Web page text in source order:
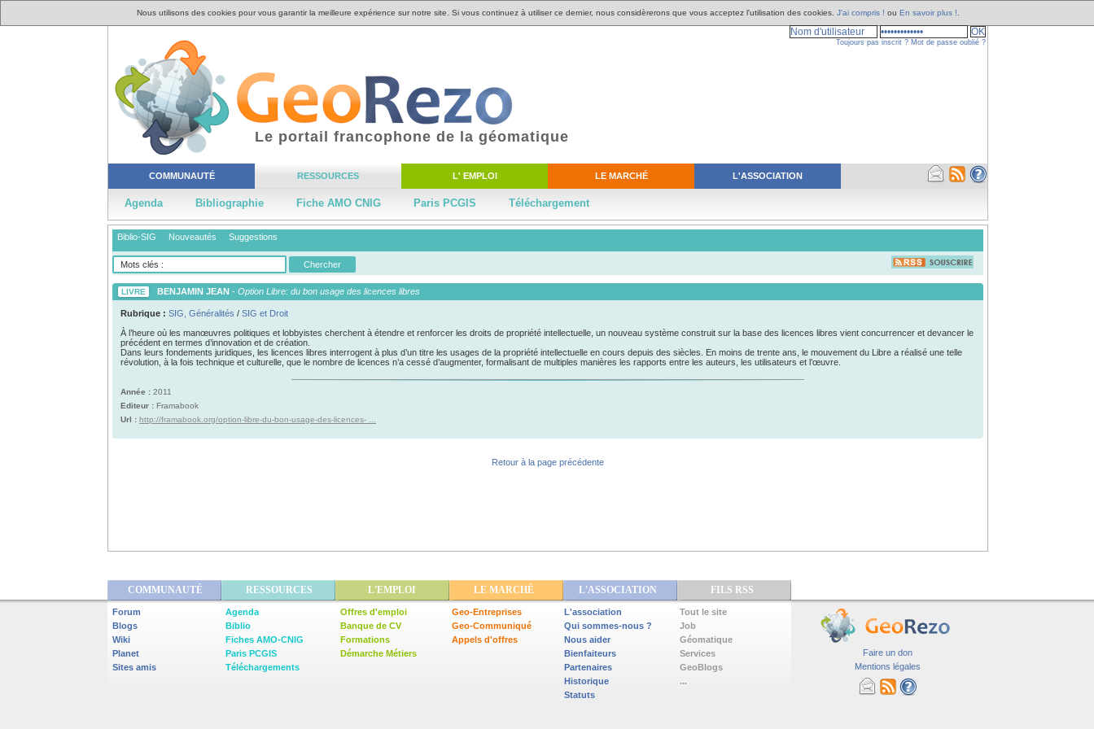
Nous utilisons des cookies pour vous garantir la meilleure expérience sur notre site. Si vous continuez à utiliser ce dernier, nous considèrerons que vous acceptez l'utilisation des cookies. J'ai compris ! ou En savoir plus !
COMMUNAUTÉ RESSOURCES L' EMPLOI LE MARCHÉ L'ASSOCIATION
Agenda Bibliographie Fiche AMO CNIG Paris PCGIS Téléchargement
Le portail francophone de la géomatique
Toujours pas inscrit ? Mot de passe oublié ?
Biblio-SIG Nouveautés Suggestions
LIVRE BENJAMIN JEAN - Option Libre: du bon usage des licences libres
Rubrique : SIG, Généralités / SIG et Droit
À l’heure où les manœuvres politiques et lobbyistes cherchent à étendre et renforcer les droits de propriété intellectuelle, un nouveau système construit sur la base des licences libres vient concurrencer et devancer le
précédent en termes d’innovation et de création.
Dans leurs fondements juridiques, les licences libres interrogent à plus d’un titre les usages de la propriété intellectuelle en cours depuis des siècles. En moins de trente ans, le mouvement du Libre a réalisé une telle
révolution, à la fois technique et culturelle, que le nombre de licences n’a cessé d’augmenter, formalisant de multiples manières les rapports entre les auteurs, les utilisateurs et l’œuvre.
Année : 2011
Editeur : Framabook
Url : http://framabook.org/option-libre-du-bon-usage-des-licences- ...
Retour à la page précédente
COMMUNAUTÉ RESSOURCES L'EMPLOI LE MARCHÉ L'ASSOCIATION FILS RSS
Forum
Blogs
Wiki
Planet
Sites amis
Agenda
Biblio
Fiches AMO-CNIG
Paris PCGIS
Téléchargements
Offres d'emploi
Banque de CV
Formations
Démarche Métiers
Geo-Entreprises
Geo-Communiqué
Appels d'offres
L'association
Qui sommes-nous ?
Nous aider
Bienfaiteurs
Partenaires
Historique
Statuts
Tout le site
Job
Géomatique
Services
GeoBlogs
...
Faire un don
Mentions légales